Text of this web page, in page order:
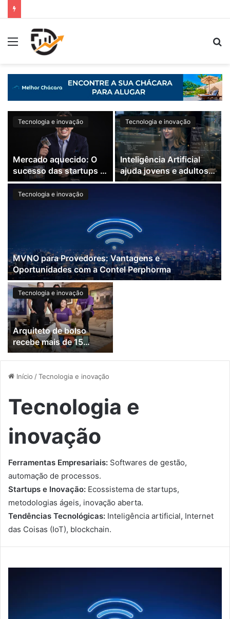
Tecnologia e inovação
MVNO para Provedores: Vantagens e
Oportunidades com a Contel Perphorma
Tecnologia e inovação
Mercado aquecido: O
sucesso das startups e
seus exits milionários
Tecnologia e inovação
Inteligência Artificial
ajuda jovens e adultos a
se prepararem para o
Tecnologia e inovação
Arquiteto de bolso
recebe mais de 15
milhões em aporte
Início /Tecnologia e inovação
Tecnologia e
inovação
Ferramentas Empresariais: Softwares de gestão,
automação de processos.
Startups e Inovação: Ecossistema de startups,
metodologias ágeis, inovação aberta.
Tendências Tecnológicas: Inteligência artificial, Internet
das Coisas (IoT), blockchain.